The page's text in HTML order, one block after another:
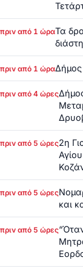
πριν από 1 ώραΤα
πριν από 1 ώραΔήμος
πριν από 4 ώρες
πριν από 5 ώρες2η
πριν από 5 ώρες
και
πριν από 5 ώρες